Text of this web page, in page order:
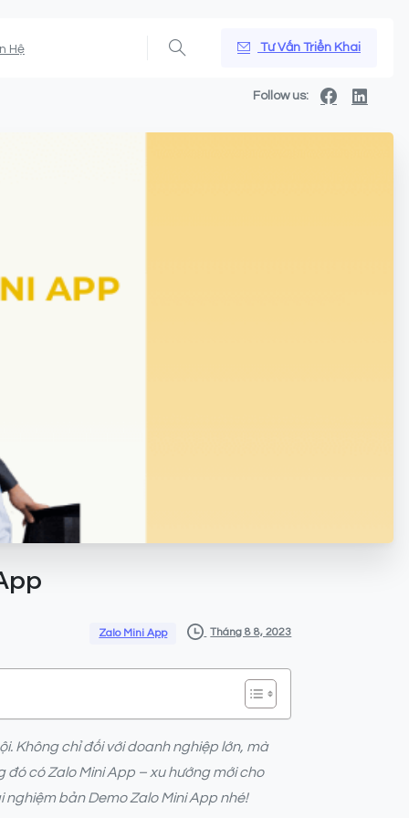
Hệ Tư Vấn Triển Khai
Follow us:
Zalo Mini App Tháng 8 8, 2023
Không chỉ đối với doanh nghiệp lớn, mà
có Zalo Mini App – xu hướng mới cho
bản Demo Zalo Mini App nhé!